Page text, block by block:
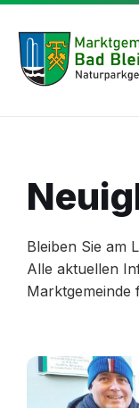
Skip
content
Skip
main
navigation
Skip
footer
Bleiben Sie am
Alle aktuellen
Marktgemeinde